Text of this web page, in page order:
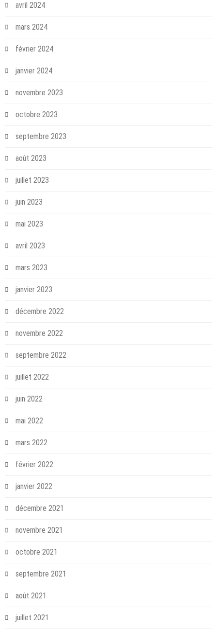
avril 2024
mars 2024
février 2024
janvier 2024
novembre 2023
octobre 2023
septembre 2023
août 2023
juillet 2023
juin 2023
mai 2023
avril 2023
mars 2023
janvier 2023
décembre 2022
novembre 2022
septembre 2022
juillet 2022
juin 2022
mai 2022
mars 2022
février 2022
janvier 2022
décembre 2021
novembre 2021
octobre 2021
septembre 2021
août 2021
juillet 2021